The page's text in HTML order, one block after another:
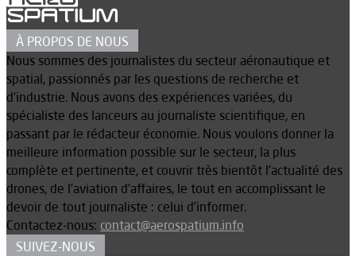
À PROPOS DE NOUS
Nous sommes des journalistes du secteur aéronautique et
spatial, passionnés par les questions de recherche et
d’industrie. Nous avons des expériences variées, du
spécialiste des lanceurs au journaliste scientifique, en
passant par le rédacteur économie. Nous voulons donner la
meilleure information possible sur le secteur, la plus
complète et pertinente, et couvrir très bientôt l’actualité des
drones, de l’aviation d’affaires, le tout en accomplissant le
devoir de tout journaliste : celui d’informer.
Contactez-nous: contact@aerospatium.info
SUIVEZ-NOUS